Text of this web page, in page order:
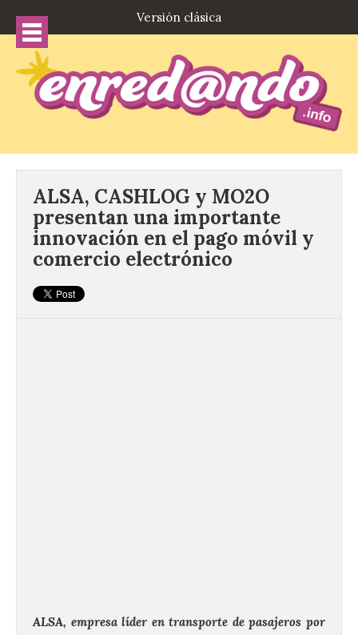
Versión clásica
ALSA, CASHLOG y MO2O
presentan una importante
innovación en el pago móvil y
comercio electrónico
ALSA, empresa líder en transporte de pasajeros por